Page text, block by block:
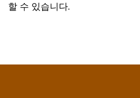
할 수 있습니다.